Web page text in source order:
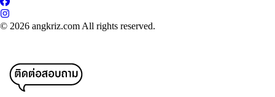
© 2026 angkriz.com All rights reserved.